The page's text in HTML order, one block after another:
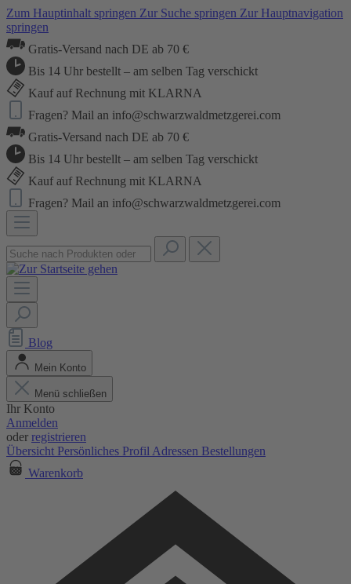
Zum Hauptinhalt springen Zur Suche springen Zur Hauptnavigation
springen
Gratis-Versand nach DE ab 70 €
Bis 14 Uhr bestellt – am selben Tag verschickt
Kauf auf Rechnung mit KLARNA
Fragen? Mail an info@schwarzwaldmetzgerei.com
Gratis-Versand nach DE ab 70 €
Bis 14 Uhr bestellt – am selben Tag verschickt
Kauf auf Rechnung mit KLARNA
Fragen? Mail an info@schwarzwaldmetzgerei.com
Blog
Mein Konto
Menü schließen
Ihr Konto
Anmelden
oder registrieren
Übersicht Persönliches Profil Adressen Bestellungen
Warenkorb